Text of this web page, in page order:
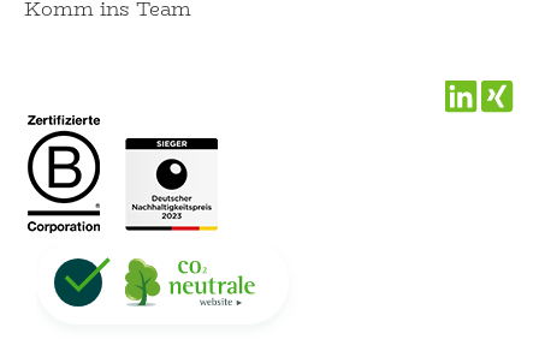
Komm ins Team